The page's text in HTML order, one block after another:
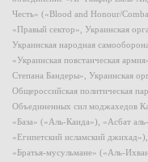
Честь» («Blood and Honour/
«Правый сектор», Украинская
Украинская народная
«Украинская повстанческая
Степана Бандеры», Украинская
Общероссийская политическая
Объединенных сил моджахедов
«База» («Аль-Каида»), «Асбат
«Египетский исламский
«Братья-мусульмане» («Аль-